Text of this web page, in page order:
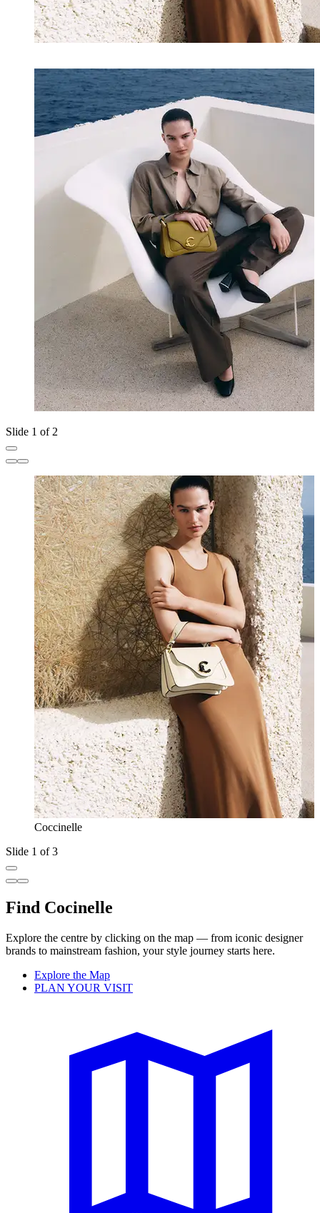
Slide 1 of 2
Coccinelle
Slide 1 of 3
Find Cocinelle
Explore the centre by clicking on the map — from iconic designer
brands to mainstream fashion, your style journey starts here.
Explore the Map
PLAN YOUR VISIT